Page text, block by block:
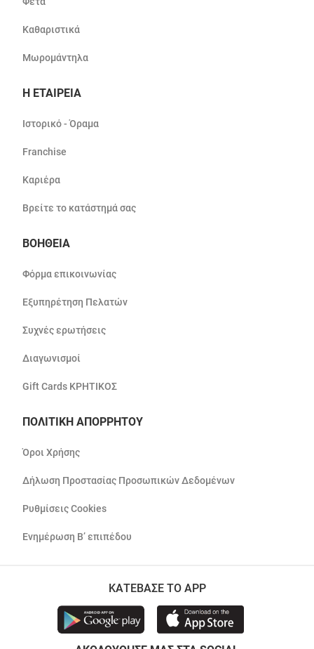
Καθαριστικά
Μωρομάντηλα
Η ΕΤΑΙΡΕΙΑ
Ιστορικό - Όραμα
Franchise
Καριέρα
Βρείτε το κατάστημά σας
ΒΟΗΘΕΙΑ
Φόρμα επικοινωνίας
Εξυπηρέτηση Πελατών
Συχνές ερωτήσεις
Διαγωνισμοί
Gift Cards ΚΡΗΤΙΚΟΣ
ΠΟΛΙΤΙΚΗ ΑΠΟΡΡΗΤΟΥ
Όροι Χρήσης
Δήλωση Προστασίας Προσωπικών Δεδομένων
Ρυθμίσεις Cookies
Ενημέρωση Β’ επιπέδου
ΚΑΤΕΒΑΣΕ ΤΟ APP